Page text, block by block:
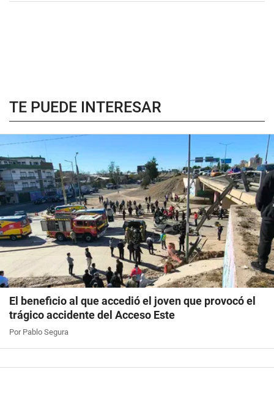
TE PUEDE INTERESAR
El beneficio al que accedió el joven que provocó el
trágico accidente del Acceso Este
Por Pablo Segura